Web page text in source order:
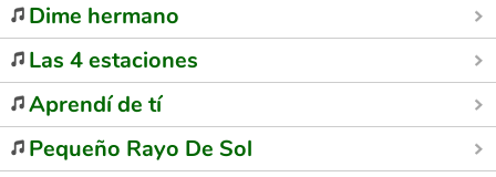
Dime hermano
Las 4 estaciones
Aprendí de tí
Pequeño Rayo De Sol